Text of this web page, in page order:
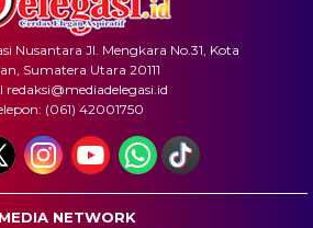
Nusantara Jl. Mengkara No.31, Kota
Sumatera Utara 20111
redaksi@mediadelegasi.id
(061) 42001750
MEDIA NETWORK